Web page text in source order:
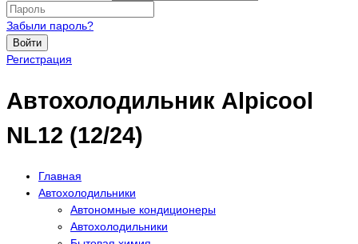
Забыли пароль?
Войти
Регистрация
Автохолодильник Alpicool
NL12 (12/24)
Главная
Автохолодильники
Автономные кондиционеры
Автохолодильники